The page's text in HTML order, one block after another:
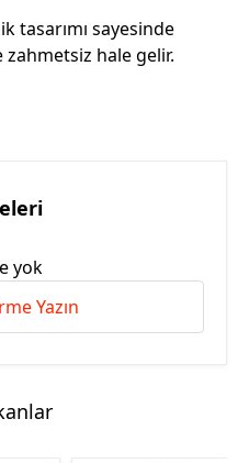
tasarımı sayesinde
zahmetsiz hale gelir.
yok
Yazın